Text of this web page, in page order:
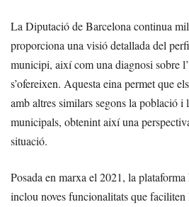
La Diputació de Barcelona continua
proporciona una visió detallada del
municipi, així com una diagnosi sobre
s’ofereixen. Aquesta eina permet que
amb altres similars segons la població i
municipals, obtenint així una
situació.
Posada en marxa el 2021, la
inclou noves funcionalitats que faciliten